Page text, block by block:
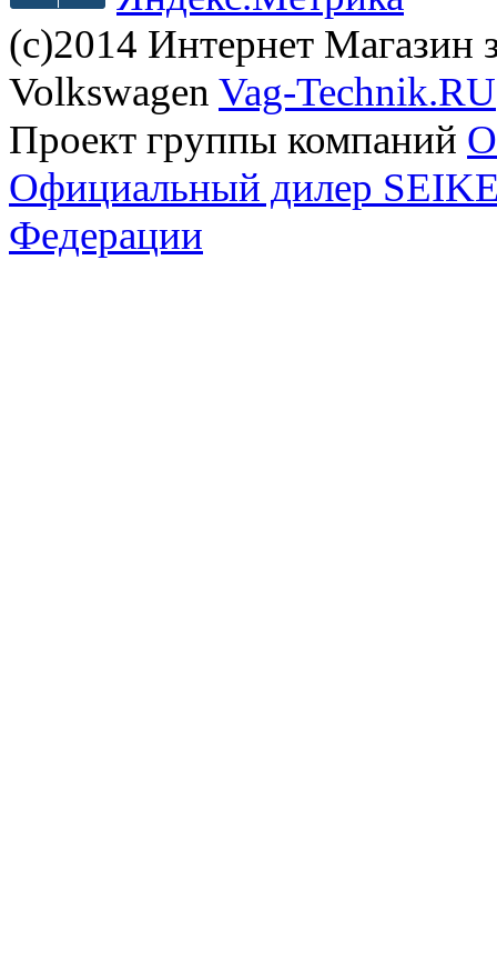
(с)2014 Интернет Магазин
Volkswagen Vag-Technik.RU
Проект группы компаний
Официальный дилер
Федерации